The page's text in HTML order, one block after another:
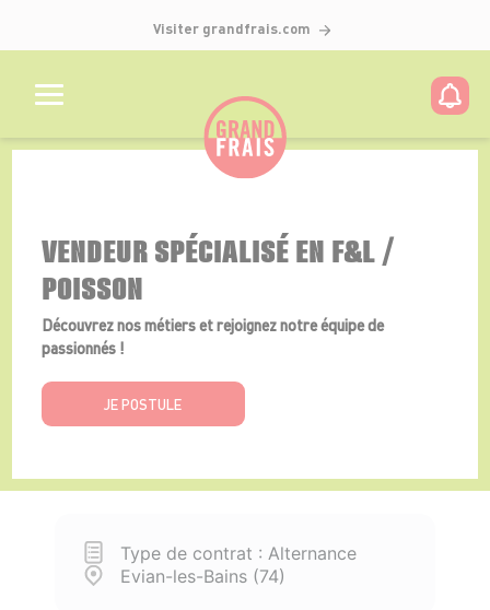
Visiter grandfrais.com
VENDEUR SPÉCIALISÉ EN F&L /
POISSON
Découvrez nos métiers et rejoignez notre équipe de
passionnés !
JE POSTULE
Type de contrat : Alternance
Evian-les-Bains (74)